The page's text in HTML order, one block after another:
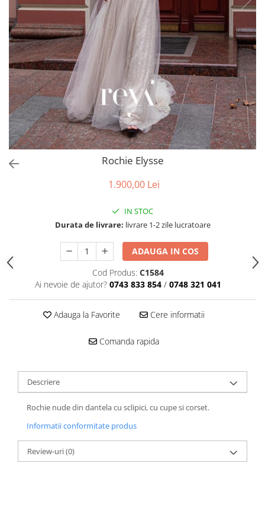
Rochie Elysse
1.900,00 Lei
IN STOC
Durata de livrare: livrare 1-2 zile lucratoare
ADAUGA IN COS
Cod Produs: C1584
Ai nevoie de ajutor? 0743 833 854 / 0748 321 041
Adauga la Favorite Cere informatii
Comanda rapida
Descriere
Rochie nude din dantela cu sclipici, cu cupe si corset.
Informatii conformitate produs
Review-uri(0)